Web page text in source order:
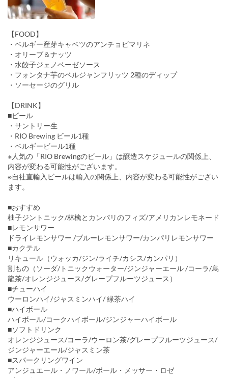
【FOOD】
・ベルギー産芽キャベツのアンチョビマリネ
・オリーブ＆ナッツ
・水餃子ジェノベーゼソース
・フォンタナ芋のベルジャンフリッツ 2種のディップ
・ソーセージのグリル
【DRINK】
■ビール
・サントリー生
・RIO Brewing ビール1種
・ベルギービール1種
※人気の「RIO Brewingのビール」は醸造スケジュールの関係上、
内容が変わる可能性がございます。
※自社直輸入ビールは輸入の関係上、内容が変わる可能性がござい
ます。
■おすすめ
柚子ジントニック/林檎とカンパリのフィズ/アメリカンレモネード
■レモンサワー
ドライレモンサワー /ブルーレモンサワー/カンパリレモンサワー
■カクテル
リキュール（ウォッカ/ジン/ライチ/カシス/カンパリ）
割もの（ソーダ/トニックウォーター/ジンジャーエール /コーラ/烏
龍茶/オレンジジュース/グレープフルーツジュース）
■チューハイ
ウーロンハイ/ジャスミンハイ/ 緑茶ハイ
■ハイボール
ハイボール/コークハイボール/ジンジャーハイボール
■ソフトドリンク
オレンジジュース/コーラ/ウーロン茶/グレープフルーツジュース/
ジンジャーエール/ジャスミン茶
■スパークリングワイン
アンジュエール・ノワール/ポール・メッサー・ロゼ